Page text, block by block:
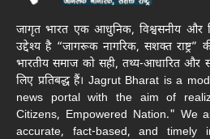
जागृत भारत एक आधुनिक, विश्वसनीय और
उद्देश्य है “जागरूक नागरिक, सशक्त राष्ट्र”
भारतीय समाज को सही, तथ्य-आधारित और
लिए प्रतिबद्ध हैं। Jagrut Bharat is a
news portal with the aim of
Citizens, Empowered Nation." We
accurate, fact-based, and timely